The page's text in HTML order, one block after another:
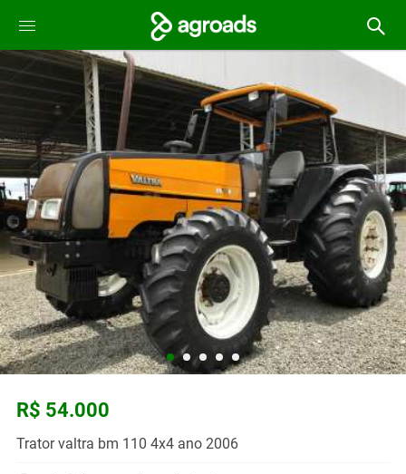
R$ 54.000
Trator valtra bm 110 4x4 ano 2006